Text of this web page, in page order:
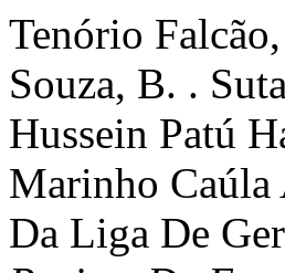
Tenório
Souza, B. .
Hussein Patú
Marinho Caúla
Da Liga De